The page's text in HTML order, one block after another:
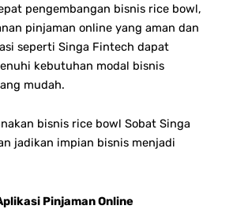
pengembangan bisnis rice bowl,
pinjaman online yang aman dan
seperti Singa Fintech dapat
kebutuhan modal bisnis
mudah.
bisnis rice bowl Sobat Singa
jadikan impian bisnis menjadi
Pinjaman Online